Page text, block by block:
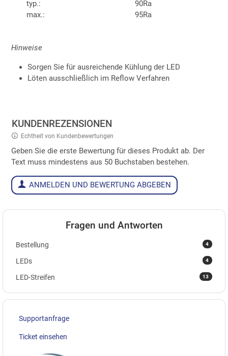
typ.:
90Ra
max.:
95Ra
Hinweise
Sorgen Sie für ausreichende Kühlung der LED
Löten ausschließlich im Reflow Verfahren
KUNDENREZENSIONEN
Echtheit von Kundenbewertungen
Geben Sie die erste Bewertung für dieses Produkt ab. Der
Text muss mindestens aus 50 Buchstaben bestehen.
ANMELDEN UND BEWERTUNG ABGEBEN
Fragen und Antworten
4
Bestellung
4
LEDs
13
LED-Streifen
Supportanfrage
Ticket einsehen